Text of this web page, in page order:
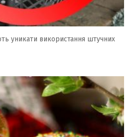
уникати використання штучних